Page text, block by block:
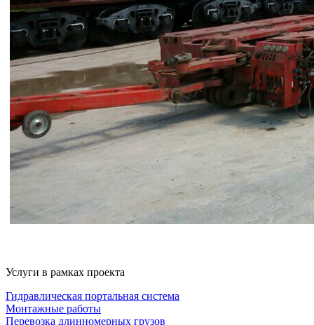
Услуги в рамках проекта
Гидравлическая портальная система
Монтажные работы
Перевозка длинномерных грузов